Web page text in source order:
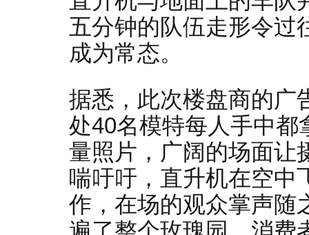
五分钟的队伍走形令过
成为常态。
据悉，此次楼盘商的广
处40名模特每人手中都
量照片，广阔的场面让
喘吁吁，直升机在空中
作，在场的观众掌声随